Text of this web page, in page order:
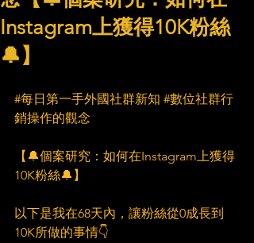
Instagram上獲得10K粉絲
🔔】
#每日第一手外國社群新知 #數位社群行
銷操作的觀念
【🔔個案研究：如何在Instagram上獲得
10K粉絲🔔】
以下是我在68天內，讓粉絲從0成長到
10K所做的事情👇